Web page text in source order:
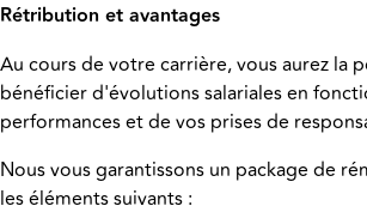
Rétribution et avantages
Au cours de votre carrière, vous aurez la
bénéficier d'évolutions salariales en
performances et de vos prises de
Nous vous garantissons un package de
les éléments suivants :